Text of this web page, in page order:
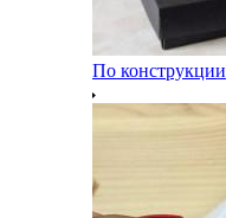
По конструкции